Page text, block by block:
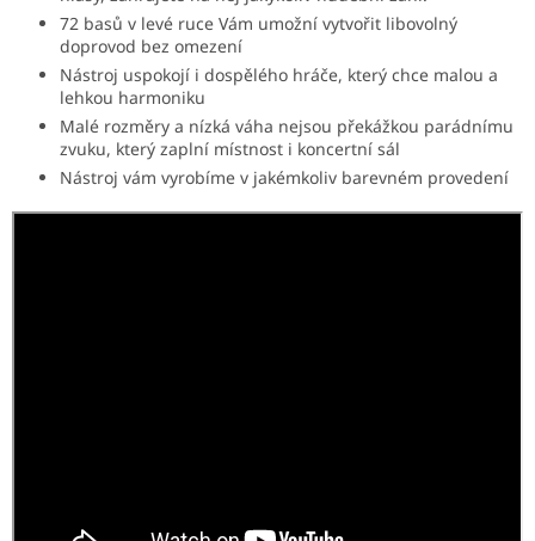
72 basů v levé ruce Vám umožní vytvořit libovolný
doprovod bez omezení
Nástroj uspokojí i dospělého hráče, který chce malou a
lehkou harmoniku
Malé rozměry a nízká váha nejsou překážkou parádnímu
zvuku, který zaplní místnost i koncertní sál
Nástroj vám vyrobíme v jakémkoliv barevném provedení